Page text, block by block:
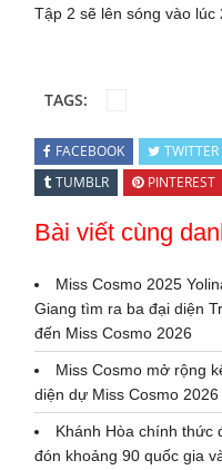
Tập 2 sẽ lên sóng vào lúc
TAGS:
FACEBOOK TWITTER
TUMBLR
PINTEREST
Bài viết cùng
Miss Cosmo 2025
Giang tìm ra ba đại diện
đến Miss Cosmo 2026
Miss Cosmo mở rộng
diện dự Miss Cosmo 2026
Khánh Hòa chính thức
đón khoảng 90 quốc gia